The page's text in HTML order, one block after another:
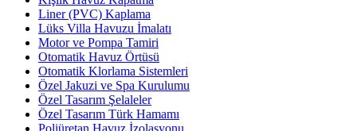
Liner (PVC) Kaplama
Lüks Villa Havuzu İmalatı
Motor ve Pompa Tamiri
Otomatik Havuz Örtüsü
Otomatik Klorlama Sistemleri
Özel Jakuzi ve Spa Kurulumu
Özel Tasarım Şelaleler
Özel Tasarım Türk Hamamı
Poliüretan Havuz İzolasyonu